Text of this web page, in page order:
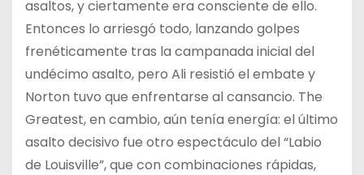
asaltos, y ciertamente era consciente de ello.
Entonces lo arriesgó todo, lanzando golpes
frenéticamente tras la campanada inicial del
undécimo asalto, pero Ali resistió el embate y
Norton tuvo que enfrentarse al cansancio. The
Greatest, en cambio, aún tenía energía: el último
asalto decisivo fue otro espectáculo del “Labio
de Louisville”, que con combinaciones rápidas,